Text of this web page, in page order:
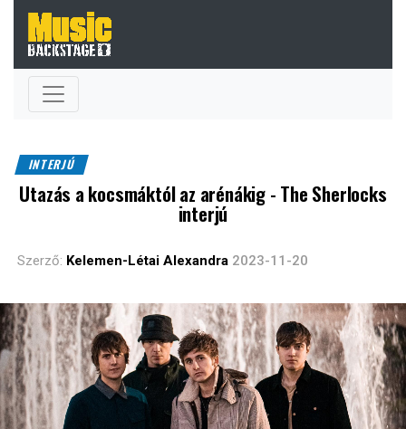
INTERJÚ
Utazás a kocsmáktól az arénákig - The Sherlocks
interjú
Szerző: Kelemen-Létai Alexandra 2023-11-20